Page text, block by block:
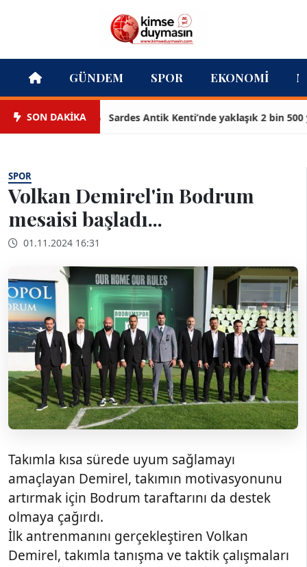
GÜNDEM SPOR EKONOMI
SON DAKİKASardes Antik Kenti’nde yaklaşık 2 bin 500
SPOR
Volkan Demirel'in Bodrum
mesaisi başladı...
01.11.2024 16:31
Takımla kısa sürede uyum sağlamayı
amaçlayan Demirel, takımın motivasyonunu
artırmak için Bodrum taraftarını da destek
olmaya çağırdı.
İlk antrenmanını gerçekleştiren Volkan
Demirel, takımla tanışma ve taktik çalışmaları